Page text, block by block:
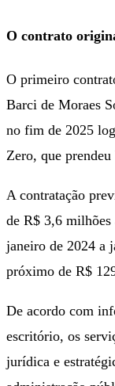
O contrato
O primeiro
Barci de Moraes
no fim de 2025
Zero, que
A contratação
de R$ 3,6
janeiro de 2024 a
próximo de R$
De acordo com
escritório, os
jurídica e